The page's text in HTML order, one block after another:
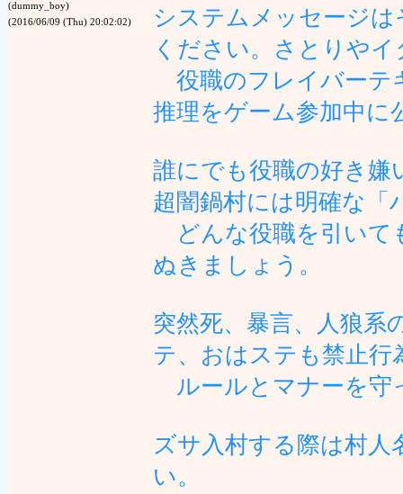
(dummy_boy)
(2016/06/09 (Thu) 20:02:02)
システムメッセージ
ください。さとりや
役職のフレイバーテ
推理をゲーム参加中に
誰にでも役職の好き嫌
超闇鍋村には明確な「
どんな役職を引いて
ぬきましょう。
突然死、暴言、人狼系
テ、おはステも禁止行
ルールとマナーを守
ズサ入村する際は村
い。